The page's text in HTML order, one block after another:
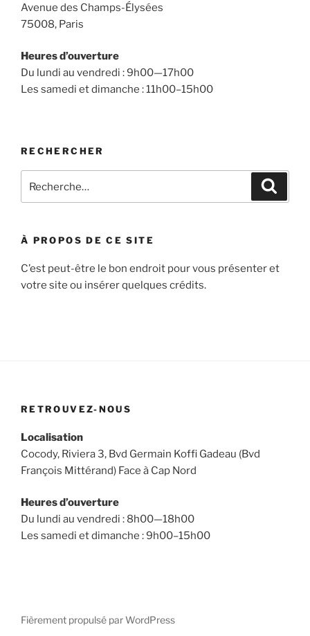
Avenue des Champs-Élysées
75008, Paris
Heures d’ouverture
Du lundi au vendredi : 9h00—17h00
Les samedi et dimanche : 11h00–15h00
RECHERCHER
pour
À PROPOS DE CE SITE
C’est peut-être le bon endroit pour vous présenter et
votre site ou insérer quelques crédits.
RETROUVEZ-NOUS
Localisation
Cocody, Riviera 3, Bvd Germain Koffi Gadeau (Bvd
François Mittérand) Face à Cap Nord
Heures d’ouverture
Du lundi au vendredi : 8h00—18h00
Les samedi et dimanche : 9h00–15h00
Fièrement propulsé par WordPress